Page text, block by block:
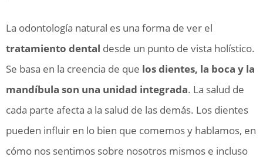
La odontología natural es una forma de ver el
tratamiento dental desde un punto de vista holístico.
Se basa en la creencia de que los dientes, la boca y la
mandíbula son una unidad integrada. La salud de
cada parte afecta a la salud de las demás. Los dientes
pueden influir en lo bien que comemos y hablamos, en
cómo nos sentimos sobre nosotros mismos e incluso